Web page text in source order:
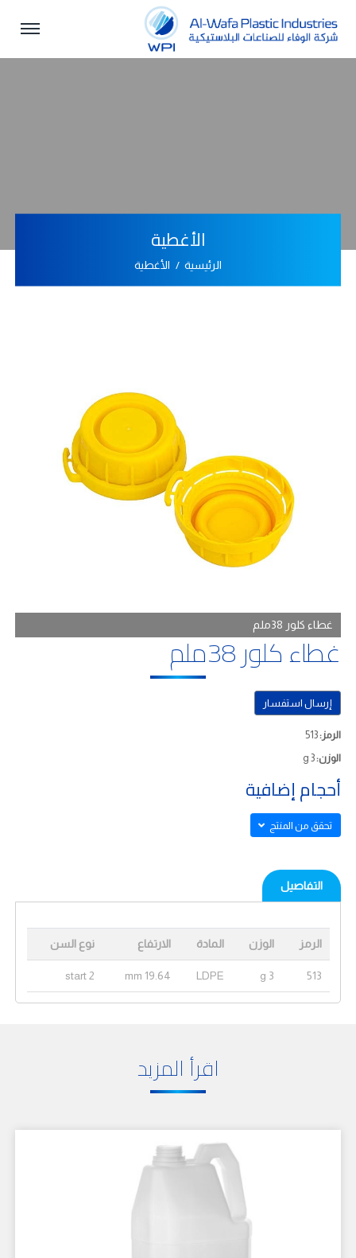
الأغطية
الرئيسية الأغطية
غطاء كلور 38ملم
غطاء كلور 38ملم
إرسال استفسار
الرمز:513
الوزن:3 g
أحجام إضافية
تحقق من المنتج
التفاصيل
الرمز الوزن المادة الارتفاع نوع السن
513
3 g
LDPE
19.64 mm
2 start
اقرأ المزيد